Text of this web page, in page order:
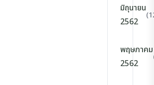
มิถุนายน
2562
พฤษภาคม
2562